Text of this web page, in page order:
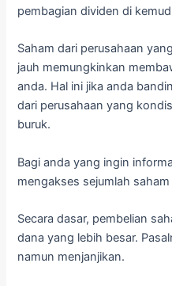
pembagian dividen di
Saham dari perusahaan
jauh memungkinkan
anda. Hal ini jika anda
dari perusahaan yang
buruk.
Bagi anda yang ingin
mengakses sejumlah
Secara dasar, pembelian
dana yang lebih besar.
namun menjanjikan.